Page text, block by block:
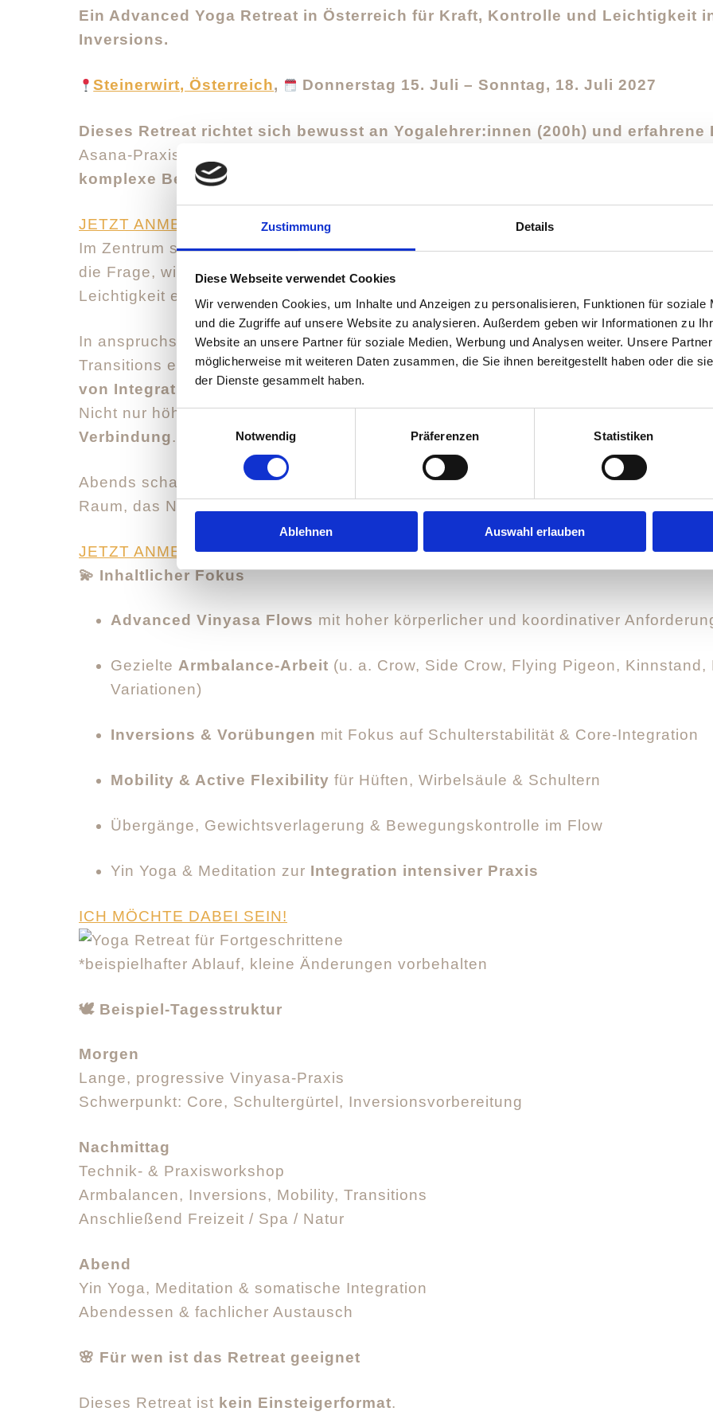
Zustimmung Details
Diese Webseite verwendet Cookies
Wir verwenden Cookies, um Inhalte und Anzeigen zu personalisieren, Funktionen für soziale
und die Zugriffe auf unsere Website zu analysieren. Außerdem geben wir Informationen zu
Website an unsere Partner für soziale Medien, Werbung und Analysen weiter. Unsere
möglicherweise mit weiteren Daten zusammen, die Sie ihnen bereitgestellt haben oder die
der Dienste gesammelt haben.
Notwendig
Präferenzen Statistiken
Ablehnen Auswahl erlauben
Ein Advanced Yoga Retreat in Österreich für Kraft, Kontrolle und Leichtigkeit
Inversions.
Steinerwirt, Österreich, Donnerstag 15. Juli – Sonntag, 18. Juli 2027
Dieses Retreat richtet sich bewusst an Yogalehrer:innen (200h) und erfahrene
Asana-Praxis auf ein neues Level bringen und sich
komplexe Bewegungsmuster
JETZT ANMELDEN
Im Zentrum stehen dietragenden Strukturen der Praxis– Hände, Schultern,
die Frage, wie aus
präziser Ausrichtung, intelligenter Kraftentwicklung und
Leichtigkeit entsteht.
In anspruchsvollen, fließenden Vinyasa-Sequenzen, klar aufgebauten Workshops
Transitions erforschen wir Armbalancen und Inversions nicht nur als „Peak
von Integration, Kontrolle und Vertrauen
Nicht nur höher fliegen – sondernstabiler tragen. Nicht nur mehr Technik –
Verbindung.
Abends schafft eine bewusst reduzierte Praxis aus
Yin Yoga, Meditation und
Raum, das Nervensystem zu regulieren und die intensive Arbeit nachhaltig zu
JETZT ANMELDEN
💫 Inhaltlicher Fokus
Advanced Vinyasa Flows mit hoher körperlicher und koordinativer
Gezielte Armbalance-Arbeit (u. a. Crow, Side Crow, Flying Pigeon,
Variationen)
Inversions & Vorübungen mit Fokus auf Schulterstabilität & Core-Integration
Mobility & Active Flexibility für Hüften, Wirbelsäule & Schultern
Übergänge, Gewichtsverlagerung & Bewegungskontrolle im Flow
Yin Yoga & Meditation zur Integration intensiver Praxis
ICH MÖCHTE DABEI SEIN!
*beispielhafter Ablauf, kleine Änderungen vorbehalten
🕊️ Beispiel-Tagesstruktur
Morgen
Lange, progressive Vinyasa-Praxis
Schwerpunkt: Core, Schultergürtel, Inversionsvorbereitung
Nachmittag
Technik- & Praxisworkshop
Armbalancen, Inversions, Mobility, Transitions
Anschließend Freizeit / Spa / Natur
Abend
Yin Yoga, Meditation & somatische Integration
Abendessen & fachlicher Austausch
🌸 Für wen ist das Retreat geeignet
Dieses Retreat ist kein Einsteigerformat.